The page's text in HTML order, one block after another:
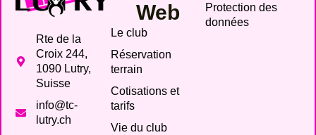
Rte de la
Croix 244,
1090 Lutry,
Suisse
info@tc-
lutry.ch
Web
Le club
Réservation
terrain
Cotisations et
tarifs
Vie du club
Protection des
données